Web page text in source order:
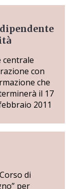
centrale
con
che
il 17
2011
di
per